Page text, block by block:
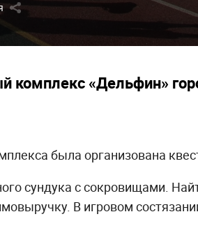
комплекс «Дельфин»
была организована
сундука с сокровищами.
В игровом